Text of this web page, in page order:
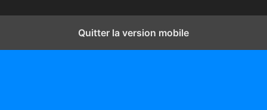
Quitter la version mobile